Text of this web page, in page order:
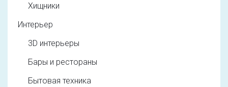
Хищники
Интерьер
3D интерьеры
Бары и рестораны
Бытовая техника